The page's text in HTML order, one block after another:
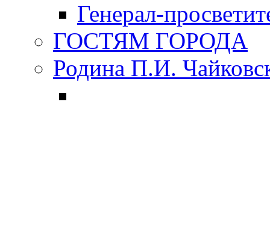
Генерал-
ГОСТЯМ ГОРОДА
Родина П.И.